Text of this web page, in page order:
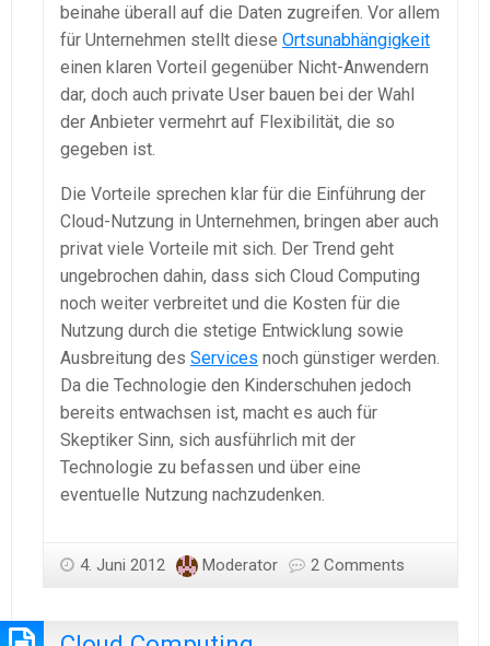
beinahe überall auf die Daten zugreifen. Vor allem
für Unternehmen stellt diese Ortsunabhängigkeit
einen klaren Vorteil gegenüber Nicht-Anwendern
dar, doch auch private User bauen bei der Wahl
der Anbieter vermehrt auf Flexibilität, die so
gegeben ist.
Die Vorteile sprechen klar für die Einführung der
Cloud-Nutzung in Unternehmen, bringen aber auch
privat viele Vorteile mit sich. Der Trend geht
ungebrochen dahin, dass sich Cloud Computing
noch weiter verbreitet und die Kosten für die
Nutzung durch die stetige Entwicklung sowie
Ausbreitung des Services noch günstiger werden.
Da die Technologie den Kinderschuhen jedoch
bereits entwachsen ist, macht es auch für
Skeptiker Sinn, sich ausführlich mit der
Technologie zu befassen und über eine
eventuelle Nutzung nachzudenken.
4. Juni 2012 Moderator 2 Comments